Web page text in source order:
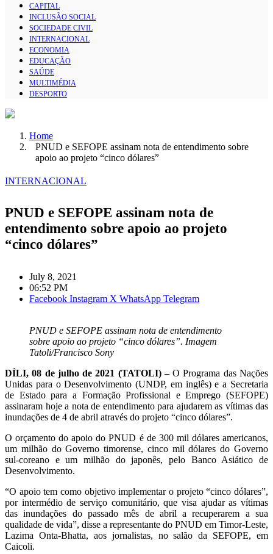
CAPITAL
INCLUSÃO SOCIAL
SOCIEDADE CIVIL
INTERNACIONAL
ECONOMIA
EDUCAÇÃO
SAÚDE
MULTIMÉDIA
DESPORTO
Home
PNUD e SEFOPE assinam nota de entendimento sobre
apoio ao projeto “cinco dólares”
INTERNACIONAL
PNUD e SEFOPE assinam nota de
entendimento sobre apoio ao projeto
“cinco dólares”
July 8, 2021
06:52 PM
Facebook Instagram X WhatsApp Telegram
PNUD e SEFOPE assinam nota de entendimento
sobre apoio ao projeto “cinco dólares”. Imagem
Tatoli/Francisco Sony
DÍLI, 08 de julho de 2021 (TATOLI) –O Programa das Nações
Unidas para o Desenvolvimento (UNDP, em inglês) e a Secretaria
de Estado para a Formação Profissional e Emprego (SEFOPE)
assinaram hoje a nota de entendimento para ajudarem as vítimas das
inundações de 4 de abril através do projeto “cinco dólares”.
O orçamento do apoio do PNUD é de 300 mil dólares americanos,
um milhão do Governo timorense, cinco mil dólares do Governo
sul-coreano e um milhão do japonês, pelo Banco Asiático de
Desenvolvimento.
“O apoio tem como objetivo implementar o projeto “cinco dólares”,
por intermédio de serviço comunitário, que visa ajudar as vítimas
das inundações do passado mês de abril a recuperarem a sua
qualidade de vida”, disse a representante do PNUD em Timor-Leste,
Lazima Onta-Bhatta, aos jornalistas, no salão da SEFOPE, em
Caicoli.